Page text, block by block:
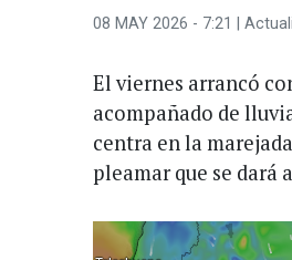
08 MAY 2026 - 7:21 |
El viernes arrancó
acompañado de
centra en la
pleamar que se dará